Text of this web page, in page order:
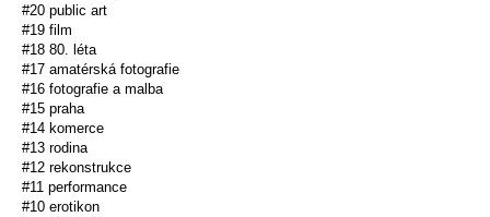
#20 public art
#19 film
#18 80. léta
#17 amatérská fotografie
#16 fotografie a malba
#15 praha
#14 komerce
#13 rodina
#12 rekonstrukce
#11 performance
#10 erotikon